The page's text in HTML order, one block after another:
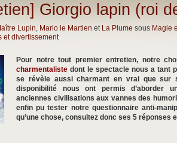
Giorgio lapin (roi
Lupin, Mario le Martien et La Plume sous Magie
et divertissement
Pour notre tout premier entretien, notre
charmentaliste dont le spectacle nous a tant
se révèle aussi charmant en vrai que sur
disponibilité nous ont permis d’aborder
anciennes civilisations aux vannes des
enfin pu tester notre questionnaire anti-
qu’une chose, consultez donc ses 5 réponses